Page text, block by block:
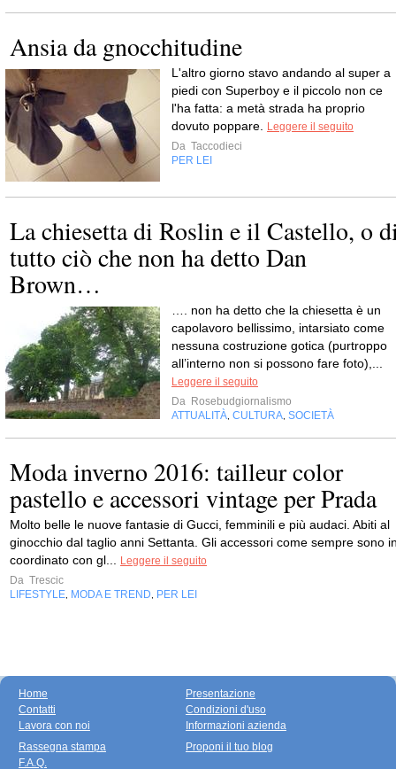
Ansia da gnocchitudine
L'altro giorno stavo andando al super a
piedi con Superboy e il piccolo non ce
l'ha fatta: a metà strada ha proprio
dovuto poppare.
Leggere il seguito
Da Taccodieci
PER LEI
La chiesetta di Roslin e il Castello, o
tutto ciò che non ha detto Dan
Brown…
…. non ha detto che la chiesetta è un
capolavoro bellissimo, intarsiato come
nessuna costruzione gotica (purtroppo
all’interno non si possono fare foto),...
Leggere il seguito
Da Rosebudgiornalismo
ATTUALITÀ CULTURA SOCIETÀ
Moda inverno 2016: tailleur color
pastello e accessori vintage per Prada
Molto belle le nuove fantasie di Gucci, femminili e più audaci. Abiti al
ginocchio dal taglio anni Settanta. Gli accessori come sempre sono
coordinato con gl...
Leggere il seguito
Da Trescic
LIFESTYLE MODA E TREND PER LEI
Home
Contatti
Lavora con noi
Presentazione
Condizioni d'uso
Informazioni azienda
Rassegna stampa
F.A.Q.
Proponi il tuo blog